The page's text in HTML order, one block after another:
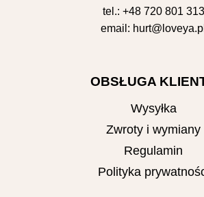
tel.: +48 720 801 313
email: hurt@loveya.pl
OBSŁUGA
Wysyłka
Zwroty i wymiany
Regulamin
Polityka